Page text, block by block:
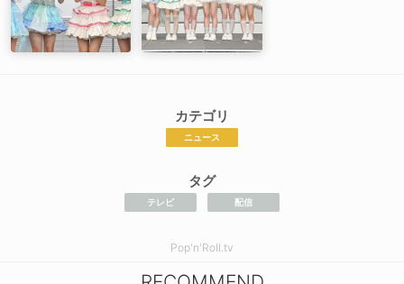
カテゴリ
ニュース
タグ
テレビ 配信
Pop'n'Roll.tv